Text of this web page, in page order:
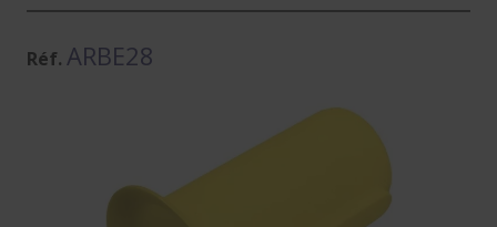
Réf. ARBE28